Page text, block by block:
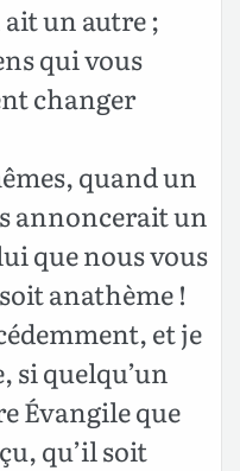
un autre ;
qui vous
changer
quand un
annoncerait un
que nous vous
anathème !
et je
si quelqu’un
Évangile que
qu’il soit